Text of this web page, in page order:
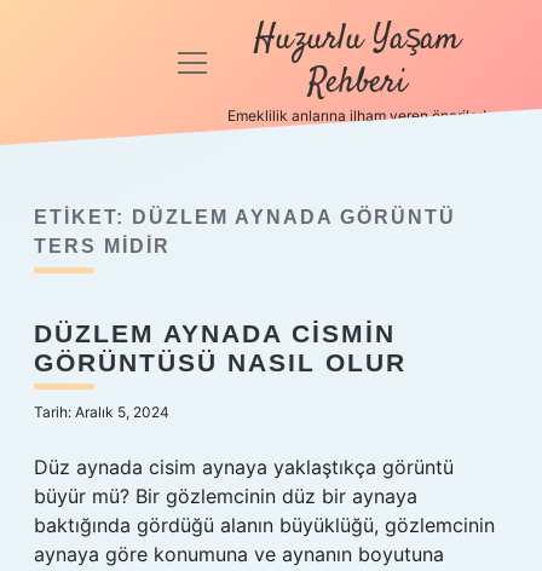
Anasayfa
Politikası
Yasal Uyarı
Hakkımızda
menüyü
Huzurlu Yaşam
Rehberi
Emeklilik anlarına ilham veren öneriler!
ETIKET:
DÜZLEM AYNADA GÖRÜNTÜ
TERS MIDIR
DÜZLEM AYNADA CISMIN
GÖRÜNTÜSÜ NASIL OLUR
Tarih: Aralık 5, 2024
Düz aynada cisim aynaya yaklaştıkça görüntü
büyür mü? Bir gözlemcinin düz bir aynaya
baktığında gördüğü alanın büyüklüğü, gözlemcinin
aynaya göre konumuna ve aynanın boyutuna